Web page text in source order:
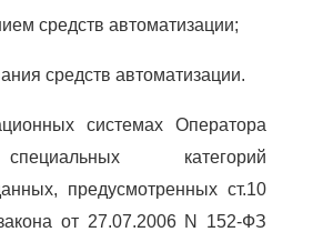
средств автоматизации;
средств автоматизации.
системах Оператора
категорий
предусмотренных ст.10
от 27.07.2006 N 152-ФЗ